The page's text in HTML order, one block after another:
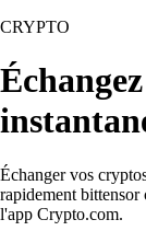
CRYPTO
Échanger vos
rapidement bittensor
l'app Crypto.com.